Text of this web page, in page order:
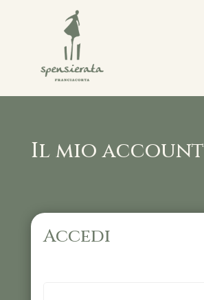
Il mio account
Accedi